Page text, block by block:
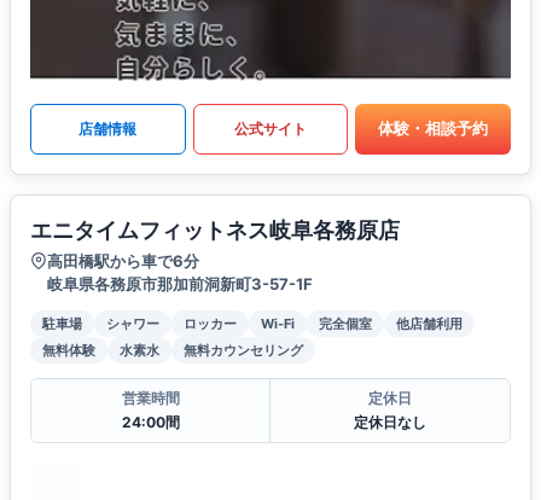
店舗情報 公式サイト 体験・相談予約
エニタイムフィットネス岐阜各務原店
高田橋駅から車で6分
岐阜県各務原市那加前洞新町3-57-1F
駐車場 シャワー ロッカー Wi-Fi 完全個室
他店舗利用
無料体験
水素水 無料カウンセリング
営業時間
24:00間
定休日
定休日なし